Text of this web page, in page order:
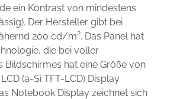
ein Kontrast von mindestens
Der Hersteller gibt bei
200 cd/m². Das Panel hat
die bei voller
hat eine Größe von
(a-Si TFT-LCD) Display
Notebook Display zeichnet sich